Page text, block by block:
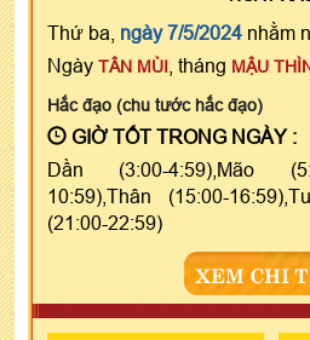
Thứ ba, ngày 7/5/2024 nhằm
Ngày TÂN MÙI , tháng MẬU
Hắc đạo (chu tước hắc đạo)
GIỜ TỐT TRONG NGÀY :
Dần (3:00-4:59),Mão
10:59),Thân (15:00-
(21:00-22:59)
XEM CHI